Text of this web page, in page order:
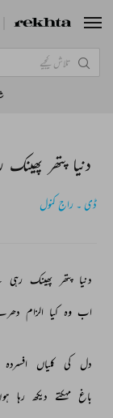
دنیا پتھر
ڈی ۔ راج کنول
دنیا پتھر پھینک رہی
اب وہ کیا الزام
دل کی کلیاں افسردہ
باغ مہکتے دیکھ رہا